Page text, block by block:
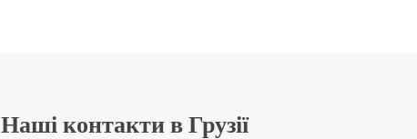
Наші контакти в Грузії